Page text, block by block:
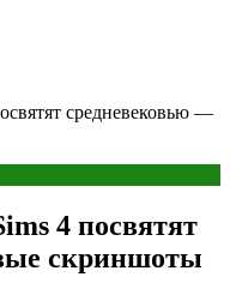
средневековью —
4 посвятят
скриншоты